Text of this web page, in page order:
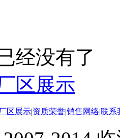
经没有了
区展示
区展示|资质荣誉|销售网络|联系